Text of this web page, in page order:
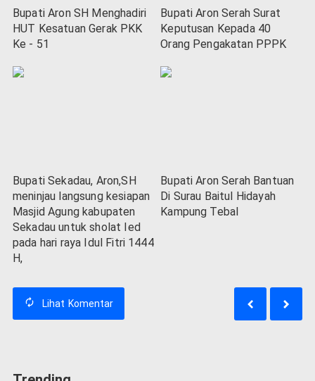
Bupati Aron SH Menghadiri
HUT Kesatuan Gerak PKK
Ke - 51
Bupati Aron Serah Surat
Keputusan Kepada 40
Orang Pengakatan PPPK
Bupati Sekadau, Aron,SH
meninjau langsung kesiapan
Masjid Agung kabupaten
Sekadau untuk sholat Ied
pada hari raya Idul Fitri 1444
H,
Bupati Aron Serah Bantuan
Di Surau Baitul Hidayah
Kampung Tebal
Lihat Komentar